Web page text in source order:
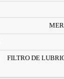
FILTRO DE